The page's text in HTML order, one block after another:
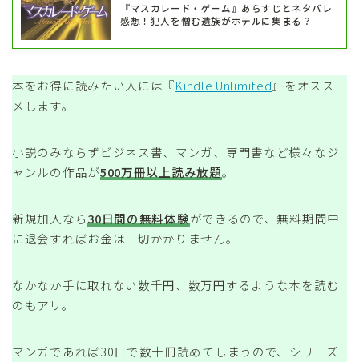
『マスカレード・ゲーム』あらすじとネタバレ
感想！犯人を憎む遺族がホテルに集まる？
本をお得に読みたい人には『Kindle Unlimited』をオスス
メします。
小説のみならずビジネス書、マンガ、専門書など様々なジ
ャンルの作品が500万冊以上読み放題。
新規加入なら30日間の無料体験ができるので、無料期間中
に退会すればお金は一切かかりません。
なかなか手に取れない数千円、数万円するような本を読む
のもアリ。
マンガであれば30日で数十冊読めてしまうので、シリーズ